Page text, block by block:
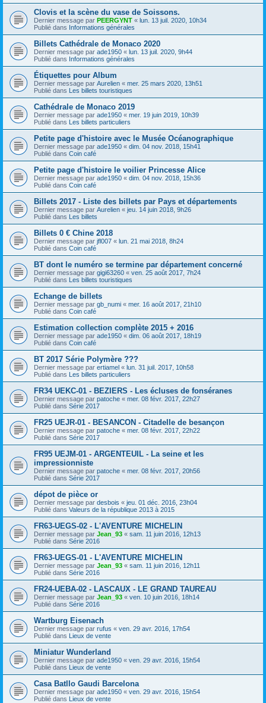
Clovis et la scène du vase de Soissons.
Dernier message par PEERGYNT « lun. 13 juil. 2020, 10h34
Publié dans Informations générales
Billets Cathédrale de Monaco 2020
Dernier message par ade1950 « lun. 13 juil. 2020, 9h44
Publié dans Informations générales
Étiquettes pour Album
Dernier message par Aurelien « mer. 25 mars 2020, 13h51
Publié dans Les billets touristiques
Cathédrale de Monaco 2019
Dernier message par ade1950 « mer. 19 juin 2019, 10h39
Publié dans Les billets particuliers
Petite page d'histoire avec le Musée Océanographique
Dernier message par ade1950 « dim. 04 nov. 2018, 15h41
Publié dans Coin café
Petite page d'histoire le voilier Princesse Alice
Dernier message par ade1950 « dim. 04 nov. 2018, 15h36
Publié dans Coin café
Billets 2017 - Liste des billets par Pays et départements
Dernier message par Aurelien « jeu. 14 juin 2018, 9h26
Publié dans Les billets
Billets 0 € Chine 2018
Dernier message par jfl007 « lun. 21 mai 2018, 8h24
Publié dans Coin café
BT dont le numéro se termine par département concerné
Dernier message par gigi63260 « ven. 25 août 2017, 7h24
Publié dans Les billets touristiques
Echange de billets
Dernier message par gb_numi « mer. 16 août 2017, 21h10
Publié dans Coin café
Estimation collection complète 2015 + 2016
Dernier message par ade1950 « dim. 06 août 2017, 18h19
Publié dans Coin café
BT 2017 Série Polymère ???
Dernier message par ertiamel « lun. 31 juil. 2017, 10h58
Publié dans Les billets particuliers
FR34 UEKC-01 - BEZIERS - Les écluses de fonséranes
Dernier message par patoche « mer. 08 févr. 2017, 22h27
Publié dans Série 2017
FR25 UEJR-01 - BESANCON - Citadelle de besançon
Dernier message par patoche « mer. 08 févr. 2017, 22h22
Publié dans Série 2017
FR95 UEJM-01 - ARGENTEUIL - La seine et les
impressionniste
Dernier message par patoche « mer. 08 févr. 2017, 20h56
Publié dans Série 2017
dépot de pièce or
Dernier message par desbois « jeu. 01 déc. 2016, 23h04
Publié dans Valeurs de la république 2013 à 2015
FR63-UEGS-02 - L'AVENTURE MICHELIN
Dernier message par Jean_93 « sam. 11 juin 2016, 12h13
Publié dans Série 2016
FR63-UEGS-01 - L'AVENTURE MICHELIN
Dernier message par Jean_93 « sam. 11 juin 2016, 12h11
Publié dans Série 2016
FR24-UEBA-02 - LASCAUX - LE GRAND TAUREAU
Dernier message par Jean_93 « ven. 10 juin 2016, 18h14
Publié dans Série 2016
Wartburg Eisenach
Dernier message par rufus « ven. 29 avr. 2016, 17h54
Publié dans Lieux de vente
Miniatur Wunderland
Dernier message par ade1950 « ven. 29 avr. 2016, 15h54
Publié dans Lieux de vente
Casa Batllo Gaudi Barcelona
Dernier message par ade1950 « ven. 29 avr. 2016, 15h54
Publié dans Lieux de vente